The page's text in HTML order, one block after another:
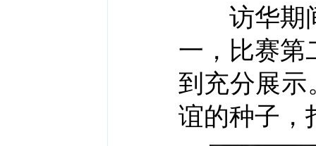
访华期间
一，比赛第
到充分展
谊的种子，